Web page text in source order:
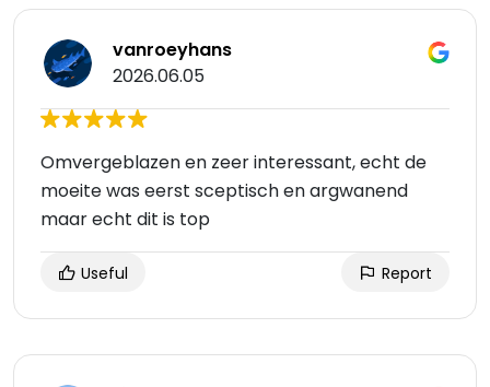
vanroeyhans
2026.06.05
Omvergeblazen en zeer interessant, echt de
moeite was eerst sceptisch en argwanend
maar echt dit is top
Useful Report